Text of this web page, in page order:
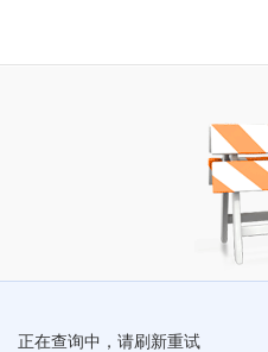
正在查询中，请刷新重试